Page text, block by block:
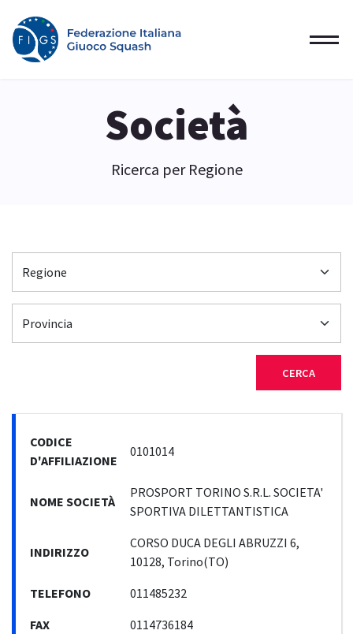
Società
Ricerca per Regione
CERCA
CODICE
D'AFFILIAZIONE
0101014
NOME SOCIETÀ
PROSPORT TORINO S.R.L. SOCIETA'
SPORTIVA DILETTANTISTICA
INDIRIZZO
CORSO DUCA DEGLI ABRUZZI 6,
10128, Torino(TO)
TELEFONO
011485232
FAX
0114736184